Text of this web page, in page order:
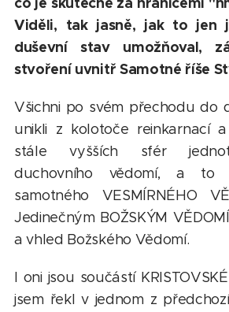
Viděli, tak jasně, jak to jen
duševní stav umožňoval,
stvoření uvnitř Samotné říše
Všichni po svém přechodu do
unikli z kolotoče reinkarnací
stále vyšších sfér
duchovního vědomí, a
samotného VESMÍRNÉHO
Jedinečným BOŽSKÝM
a vhled Božského Vědomí.
I oni jsou součástí
jsem řekl v jednom z